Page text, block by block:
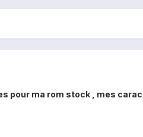
pour ma rom stock , mes